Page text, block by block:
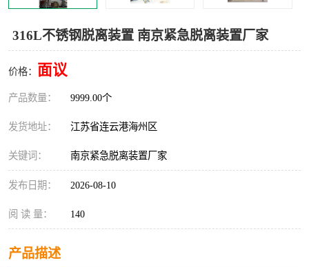
316L不锈钢脱离装置 南京紧急脱离装置厂家
价格： 面议
产品数量： 9999.00个
发货地址： 江苏省连云港海州区
关键词： 南京紧急脱离装置厂家
发布日期： 2026-08-10
阅 读 量： 140
产品描述